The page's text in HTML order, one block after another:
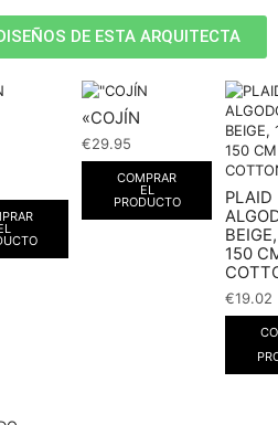
DE ESTA ARQUITECTA
«COJÍN
€29.95
COMPRAR
EL
PRODUCTO
PLAID
150
€19.02